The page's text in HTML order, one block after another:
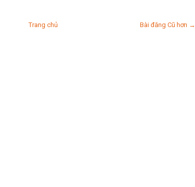
Bài đăng Cũ hơn →
Trang chủ